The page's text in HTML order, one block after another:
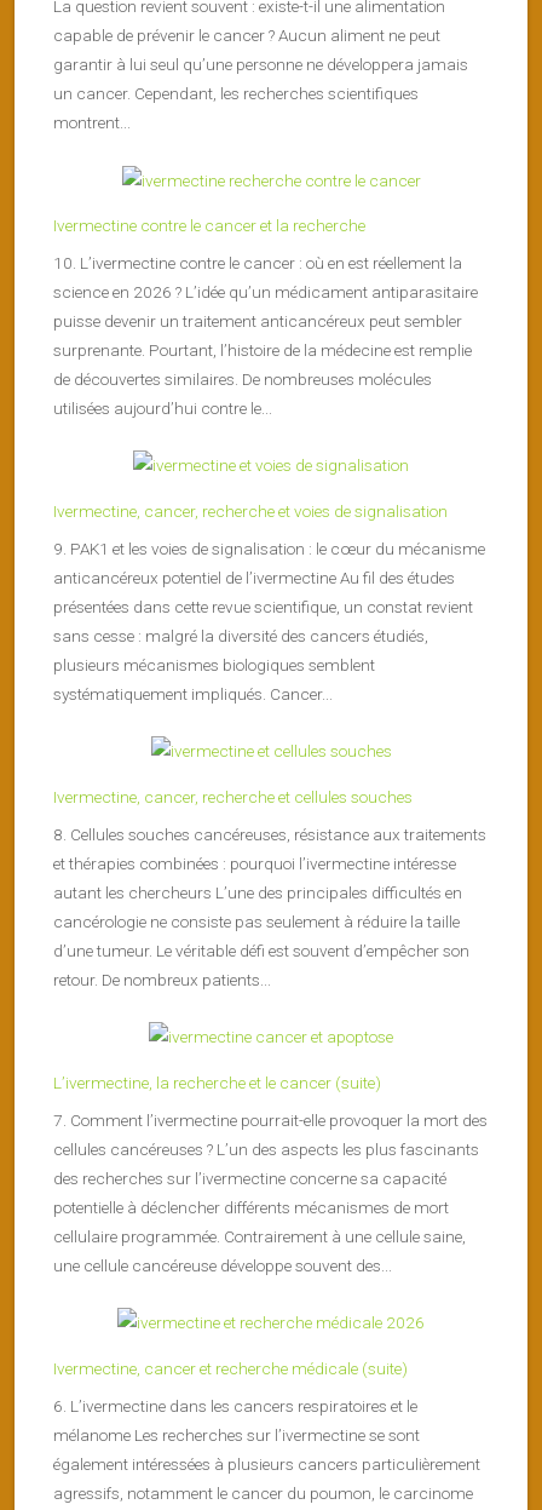
La question revient souvent : existe-t-il une alimentation
capable de prévenir le cancer ? Aucun aliment ne peut
garantir à lui seul qu’une personne ne développera jamais
un cancer. Cependant, les recherches scientifiques
montrent...
Ivermectine contre le cancer et la recherche
10. L’ivermectine contre le cancer : où en est réellement la
science en 2026 ? L’idée qu’un médicament antiparasitaire
puisse devenir un traitement anticancéreux peut sembler
surprenante. Pourtant, l’histoire de la médecine est remplie
de découvertes similaires. De nombreuses molécules
utilisées aujourd’hui contre le...
Ivermectine, cancer, recherche et voies de signalisation
9. PAK1 et les voies de signalisation : le cœur du mécanisme
anticancéreux potentiel de l’ivermectine Au fil des études
présentées dans cette revue scientifique, un constat revient
sans cesse : malgré la diversité des cancers étudiés,
plusieurs mécanismes biologiques semblent
systématiquement impliqués. Cancer...
Ivermectine, cancer, recherche et cellules souches
8. Cellules souches cancéreuses, résistance aux traitements
et thérapies combinées : pourquoi l’ivermectine intéresse
autant les chercheurs L’une des principales difficultés en
cancérologie ne consiste pas seulement à réduire la taille
d’une tumeur. Le véritable défi est souvent d’empêcher son
retour. De nombreux patients...
L’ivermectine, la recherche et le cancer (suite)
7. Comment l’ivermectine pourrait-elle provoquer la mort des
cellules cancéreuses ? L’un des aspects les plus fascinants
des recherches sur l’ivermectine concerne sa capacité
potentielle à déclencher différents mécanismes de mort
cellulaire programmée. Contrairement à une cellule saine,
une cellule cancéreuse développe souvent des...
Ivermectine, cancer et recherche médicale (suite)
6. L’ivermectine dans les cancers respiratoires et le
mélanome Les recherches sur l’ivermectine se sont
également intéressées à plusieurs cancers particulièrement
agressifs, notamment le cancer du poumon, le carcinome